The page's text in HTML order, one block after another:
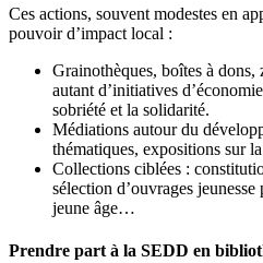
Ces actions, souvent modestes en
pouvoir d’impact local :
Grainothèques, boîtes à dons,
autant d’initiatives
sobriété et la solidarité.
Médiations autour du
thématiques, expositions sur
Collections ciblées :
sélection d’ouvrages
jeune âge…
Prendre part à la SEDD en